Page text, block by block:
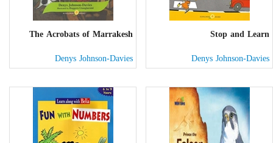
Stop and Learn
Denys Johnson-Davies
The Acrobats of Marrakesh
Denys Johnson-Davies